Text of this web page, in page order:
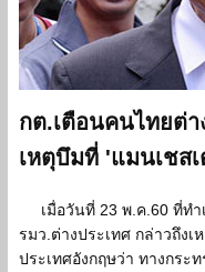
กต.เตือนคนไทยต่
เหตุบึมที่ 'แมนเชส
เมื่อวันที่ 23 พ.ค.60 ที่ท
รมว.ต่างประเทศ กล่าวถึงเ
ประเทศอังกฤษว่า ทางกระ